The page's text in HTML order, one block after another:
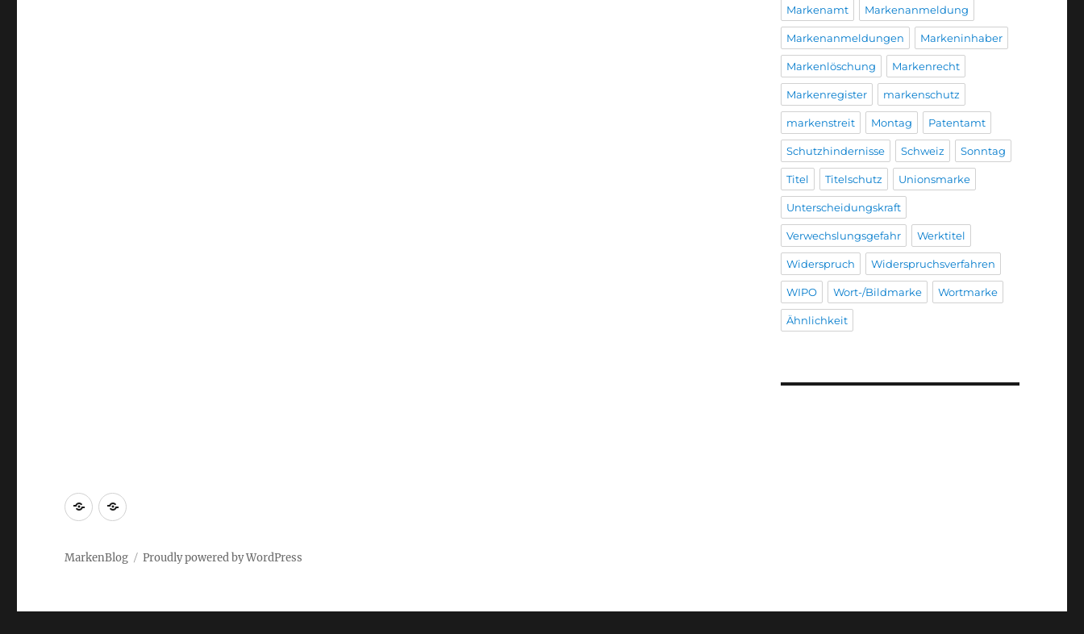
Markenamt Markenanmeldung
Markenanmeldungen Markeninhaber
Markenlöschung Markenrecht
Markenregister markenschutz
markenstreit Montag Patentamt
Schutzhindernisse Schweiz Sonntag
Titel Titelschutz Unionsmarke
Unterscheidungskraft
Verwechslungsgefahr Werktitel
Widerspruch Widerspruchsverfahren
WIPO Wort-/Bildmarke Wortmarke
Ähnlichkeit
Markenrecherche
Gastbeiträge
MarkenBlog Proudly powered by WordPress